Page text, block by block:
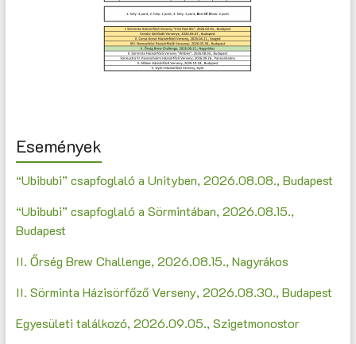
Események
“Ubibubi” csapfoglaló a Unityben, 2026.08.08., Budapest
“Ubibubi” csapfoglaló a Sörmintában, 2026.08.15.,
Budapest
II. Őrség Brew Challenge, 2026.08.15., Nagyrákos
II. Sörminta Házisörfőző Verseny, 2026.08.30., Budapest
Egyesületi találkozó, 2026.09.05., Szigetmonostor